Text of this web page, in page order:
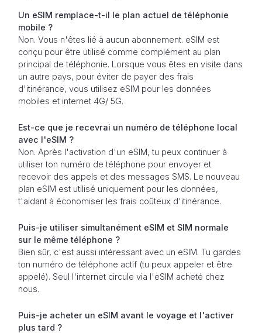
Un eSIM remplace-t-il le plan actuel de téléphonie
mobile ?
Non. Vous n'êtes lié à aucun abonnement. eSIM est
conçu pour être utilisé comme complément au plan
principal de téléphonie. Lorsque vous êtes en visite dans
un autre pays, pour éviter de payer des frais
d'itinérance, vous utilisez eSIM pour les données
mobiles et internet 4G/ 5G.
Est-ce que je recevrai un numéro de téléphone local
avec l'eSIM ?
Non. Après l'activation d'un eSIM, tu peux continuer à
utiliser ton numéro de téléphone pour envoyer et
recevoir des appels et des messages SMS. Le nouveau
plan eSIM est utilisé uniquement pour les données,
t'aidant à économiser les frais coûteux d'itinérance.
Puis-je utiliser simultanément eSIM et SIM normale
sur le même téléphone ?
Bien sûr, c'est aussi intéressant avec un eSIM. Tu gardes
ton numéro de téléphone actif (tu peux appeler et être
appelé). Seul l'internet circule via l'eSIM acheté chez
nous.
Puis-je acheter un eSIM avant le voyage et l'activer
plus tard ?